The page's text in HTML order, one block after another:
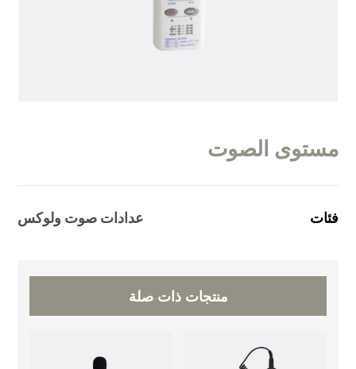
مستوى الصوت
فئات عدادات صوت ولوكس
منتجات ذات صلة